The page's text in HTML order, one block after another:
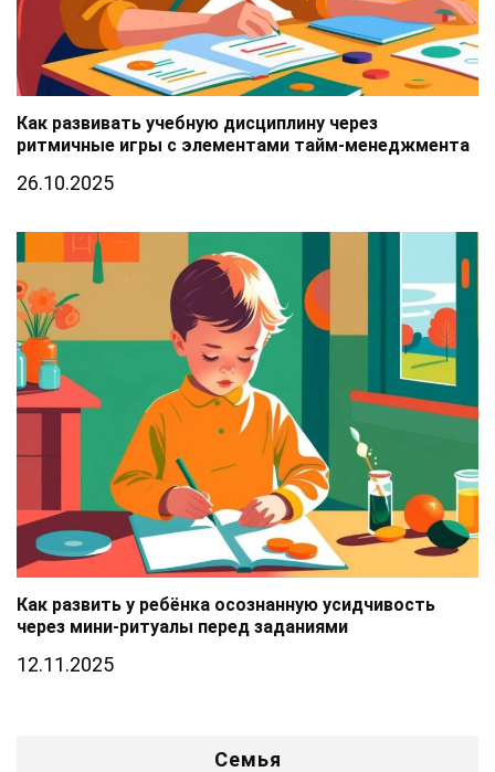
Как развивать учебную дисциплину через
ритмичные игры с элементами тайм-менеджмента
26.10.2025
Как развить у ребёнка осознанную усидчивость
через мини-ритуалы перед заданиями
12.11.2025
Семья